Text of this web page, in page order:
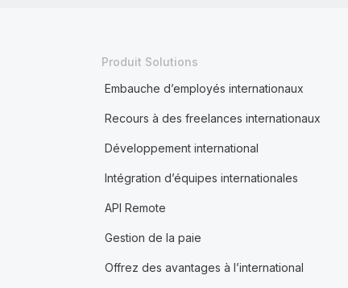
Produit Solutions
Embauche d’employés internationaux
Recours à des freelances internationaux
Développement international
Intégration d’équipes internationales
API Remote
Gestion de la paie
Offrez des avantages à l’international